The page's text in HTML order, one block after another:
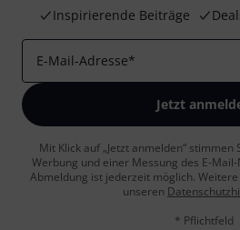
Inspirierende Beiträge
E-Mail-Adresse*
Jetzt
Mit Klick auf „Jetzt anmelden“ stimmen
Werbung und einer Messung des E-
Abmeldung ist jederzeit möglich.
unseren
* Pflichtfeld